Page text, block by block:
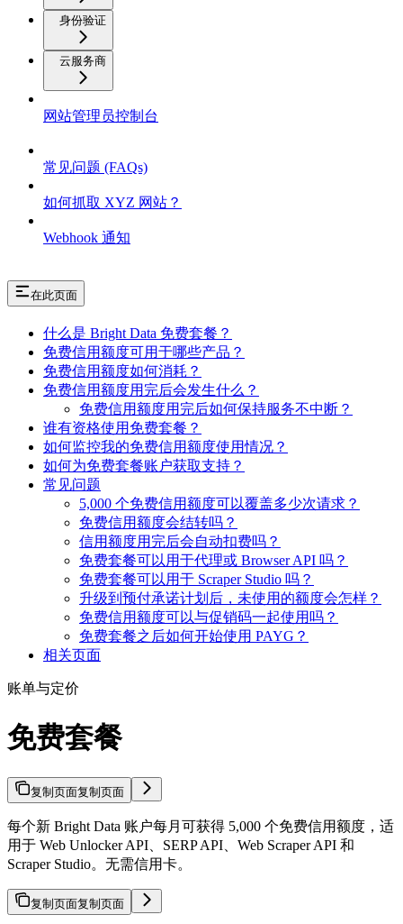
身份验证
云服务商
网站管理员控制台
常见问题 (FAQs)
如何抓取 XYZ 网站？
Webhook 通知
在此页面
什么是 Bright Data 免费套餐？
免费信用额度可用于哪些产品？
免费信用额度如何消耗？
免费信用额度用完后会发生什么？
免费信用额度用完后如何保持服务不中断？
谁有资格使用免费套餐？
如何监控我的免费信用额度使用情况？
如何为免费套餐账户获取支持？
常见问题
5,000 个免费信用额度可以覆盖多少次请求？
免费信用额度会结转吗？
信用额度用完后会自动扣费吗？
免费套餐可以用于代理或 Browser API 吗？
免费套餐可以用于 Scraper Studio 吗？
升级到预付承诺计划后，未使用的额度会怎样？
免费信用额度可以与促销码一起使用吗？
免费套餐之后如何开始使用 PAYG？
相关页面
账单与定价
免费套餐
复制页面复制页面
每个新 Bright Data 账户每月可获得 5,000 个免费信用额度，适
用于 Web Unlocker API、SERP API、Web Scraper API 和
Scraper Studio。无需信用卡。
复制页面复制页面